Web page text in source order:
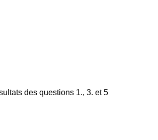
des questions 1., 3. et 5